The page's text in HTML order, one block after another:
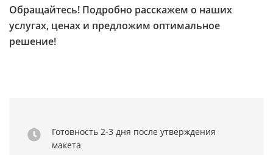
Обращайтесь! Подробно расскажем о наших
услугах, ценах и предложим оптимальное
решение!
Готовность 2-3 дня после утверждения
макета